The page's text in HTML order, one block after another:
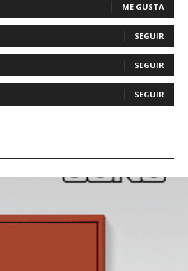
ME GUSTA
SEGUIR
SEGUIR
SEGUIR